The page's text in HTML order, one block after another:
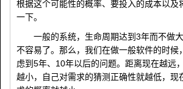
根据这个可能性的概率、要投入的成本以及
一下。
一般的系统，生命周期达到3年而不做
不容易了。那么，我们在做一般软件的时候
虑到5年、10年以后的问题。距离现在越远
越小，自己对需求的猜测正确性就越低，现